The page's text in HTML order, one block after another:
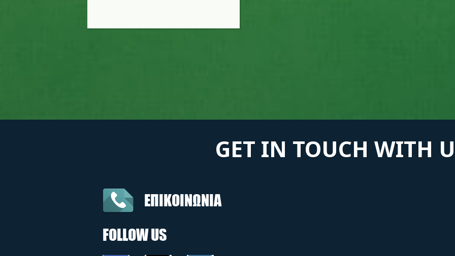
GET IN TOUCH WITH
ΕΠΙΚΟΙΝΩΝΙΑ
FOLLOW US